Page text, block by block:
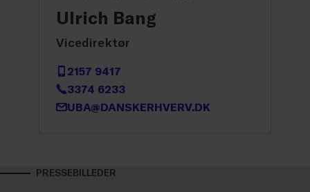
Ulrich Bang
Vicedirektør
2157 9417
3374 6233
UBA@DANSKERHVERV.DK
PRESSEBILLEDER